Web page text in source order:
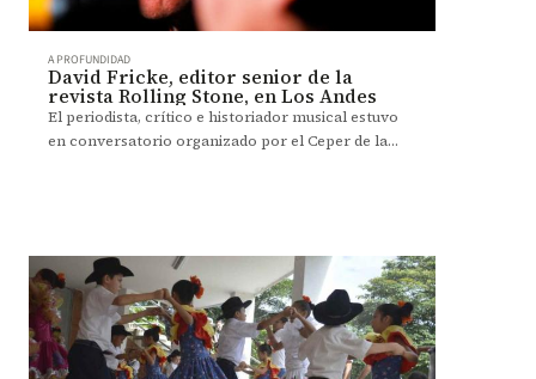
A PROFUNDIDAD
David Fricke, editor senior de la
revista Rolling Stone, en Los Andes
El periodista, crítico e historiador musical estuvo
en conversatorio organizado por el Ceper de la